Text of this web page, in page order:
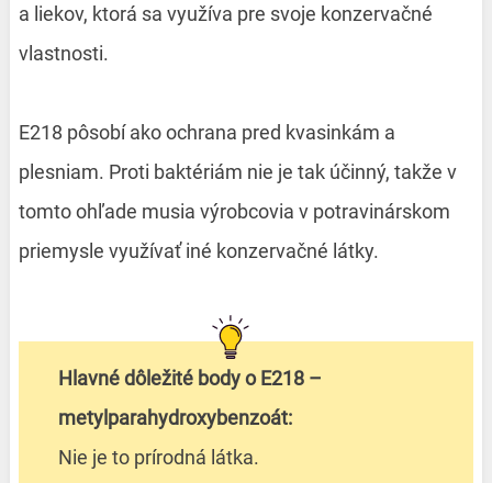
a liekov, ktorá sa využíva pre svoje konzervačné
vlastnosti.
E218 pôsobí ako ochrana pred kvasinkám a
plesniam. Proti baktériám nie je tak účinný, takže v
tomto ohľade musia výrobcovia v potravinárskom
priemysle využívať iné konzervačné látky.
Hlavné dôležité body o E218 –
metylparahydroxybenzoát:
Nie je to prírodná látka.